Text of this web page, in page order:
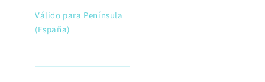
Válido para Península
(España)